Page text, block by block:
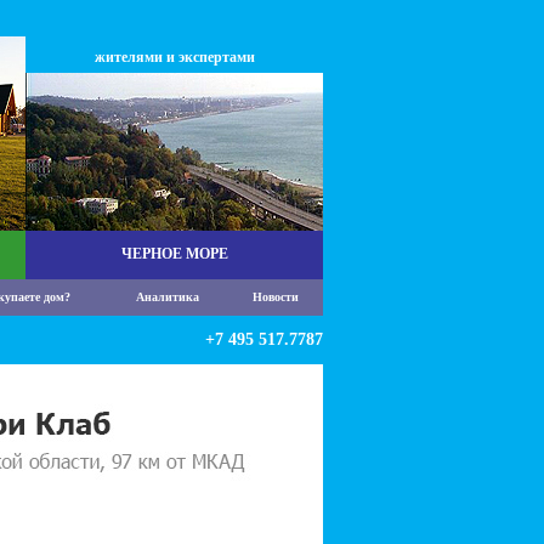
жителями и экспертами
ЧЕРНОЕ МОРЕ
дом? Аналитика Новости
+7 495 517.7787